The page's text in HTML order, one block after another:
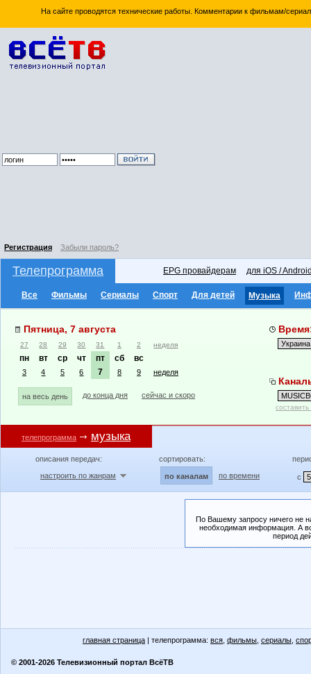
На сайте проводятся технические работы. Комментарии к фильмам/
Регистрация Забыли пароль?
Телепрограмма EPG провайдерам для iOS /
Все Фильмы Сериалы Спорт Для детей Музыка
Пятница, 7 августа
27 28 29 30 31 1 2 неделя
пн вт ср чт пт сб вс
3 4 5 6 7 8 9 неделя
на весь день до конца дня сейчас и скоро
телепрограмма музыка
описания передач:
настроить по жанрам
сортировать:
по каналам по времени с
По Вашему запросу ничего не
необходимая информация. А
период
главная страница | телепрограмма: вся фильмы сериалы
© 2001-2026 Телевизионный портал ВсёТВ